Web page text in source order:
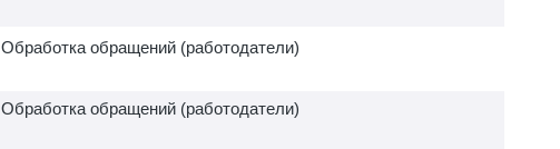
Обработка обращений (работодатели)
Обработка обращений (работодатели)